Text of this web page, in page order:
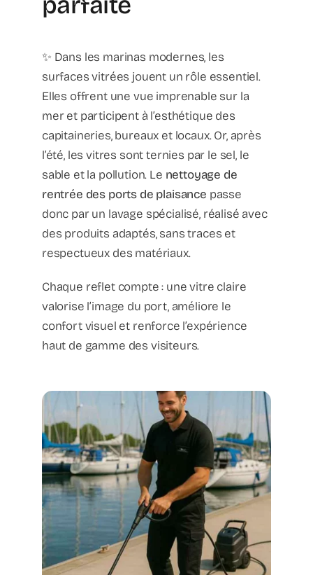
✨ Dans les marinas modernes, les
surfaces vitrées jouent un rôle essentiel.
Elles offrent une vue imprenable sur la
mer et participent à l’esthétique des
capitaineries, bureaux et locaux. Or, après
l’été, les vitres sont ternies par le sel, le
sable et la pollution. Le nettoyage de
rentrée des ports de plaisance passe
donc par un lavage spécialisé, réalisé avec
des produits adaptés, sans traces et
respectueux des matériaux.
Chaque reflet compte : une vitre claire
valorise l’image du port, améliore le
confort visuel et renforce l’expérience
haut de gamme des visiteurs.